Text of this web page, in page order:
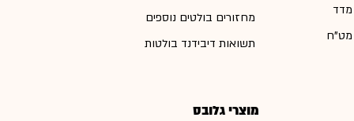
מדד
מט"ח
מחזורים בולטים נוספים
תשואות דיבידנד בולטות
מוצרי גלובס